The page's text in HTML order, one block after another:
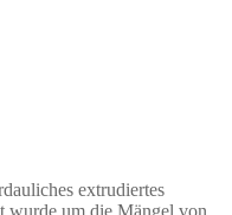
extrudiertes
wurde um die Mängel von